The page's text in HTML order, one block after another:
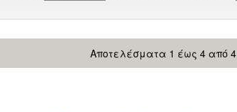
Αποτελέσματα 1 έως 4 από 4